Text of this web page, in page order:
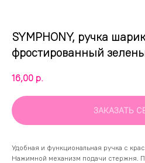
SYMPHONY, ручка
фростированный
16,00 р.
ЗАКАЗАТЬ
Удобная и функциональная ручка с
Нажимной механизм подачи стержня.